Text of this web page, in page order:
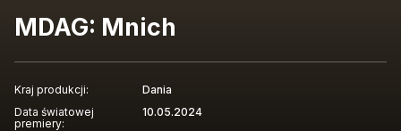
MDAG: Mnich
Kraj produkcji:
Dania
Data światowej
premiery:
10.05.2024